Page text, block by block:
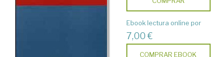
Ebook lectura online por
7,00 €
COMPRAR EBOOK